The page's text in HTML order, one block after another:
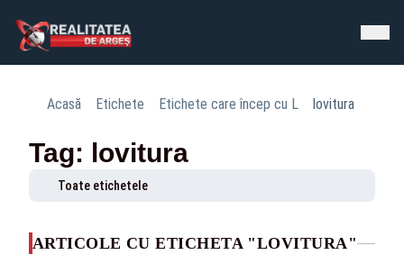
Acasă Etichete Etichete care încep cu L lovitura
Tag: lovitura
Toate etichetele
ARTICOLE CU ETICHETA "LOVITURA"